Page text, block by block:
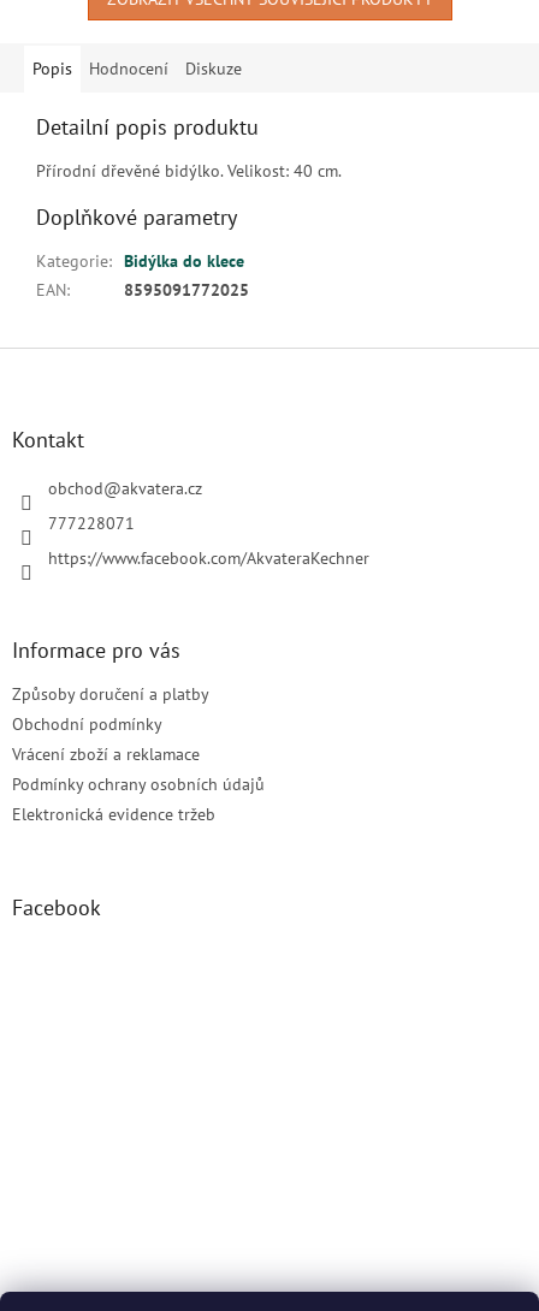
Popis Hodnocení Diskuze
Detailní popis produktu
Přírodní dřevěné bidýlko. Velikost: 40 cm.
Doplňkové parametry
Kategorie: Bidýlka do klece
EAN: 8595091772025
Kontakt
obchod@akvatera.cz
777228071
https://www.facebook.com/AkvateraKechner
Informace pro vás
Způsoby doručení a platby
Obchodní podmínky
Vrácení zboží a reklamace
Podmínky ochrany osobních údajů
Elektronická evidence tržeb
Facebook